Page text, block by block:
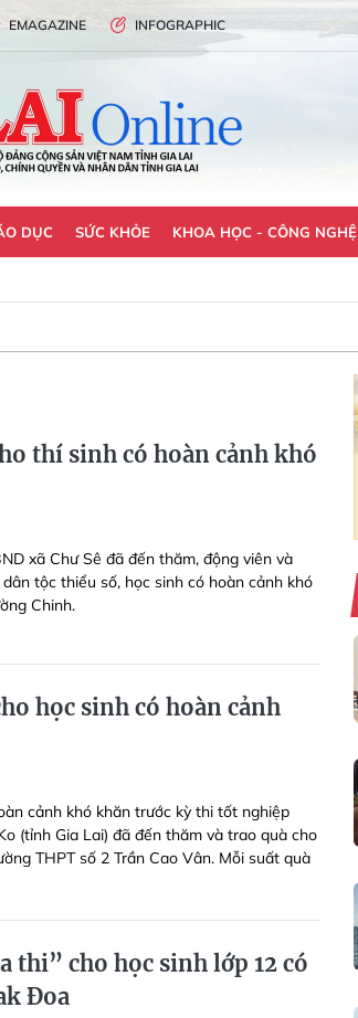
EMAGAZINE INFOGRAPHIC
DỤC SỨC KHỎE KHOA HỌC - CÔNG NGHỆ
thí sinh có hoàn cảnh khó
xã Chư Sê đã đến thăm, động viên và
tộc thiểu số, học sinh có hoàn cảnh khó
Chinh.
học sinh có hoàn cảnh
cảnh khó khăn trước kỳ thi tốt nghiệp
(tỉnh Gia Lai) đã đến thăm và trao quà cho
THPT số 2 Trần Cao Vân. Mỗi suất quà
thi” cho học sinh lớp 12 có
Đoa